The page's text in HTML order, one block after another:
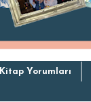
Kitap Yorumları